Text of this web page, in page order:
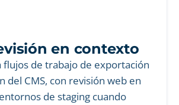
en contexto
flujos de trabajo de exportación
del CMS, con revisión web en
de staging cuando